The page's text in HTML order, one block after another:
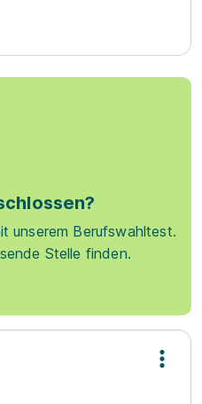
unserem Berufswahltest.
Stelle finden.